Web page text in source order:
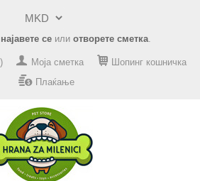
најавете се или отворете сметка.
Моја сметка
Шопинг кошничка
Плаќање